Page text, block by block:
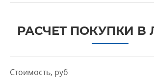
РАСЧЕТ ПОКУПКИ В
Стоимость, руб